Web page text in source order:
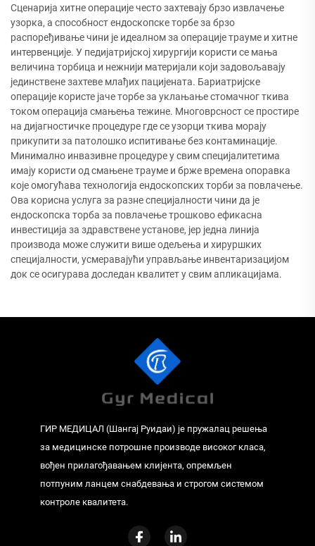
Сценарија хитне операције често захтевају брзо извлачење
узорка, а способност ендоскопске торбе за брзо
распоређивање чини је идеалном за операције трауме и хитне
интервенције. У педијатријској хирургији користи се мања
величина торбица и нежнији материјали који задовољавају
јединствене захтеве млађих пацијената. Бариатријске
операције користе јаче торбе за уклањање стомачног ткива
током операција смањења тежине. Многоврсност се простире
на дијагностичке процедуре где се узорци ткива морају
прикупити за патолошко испитивање без контаминације.
Минимално инвазивне процедуре у свим специјалитетима
имају користи од смањене трауме и брже времена опоравка
које омогућава технологија ендоскопских торби за повлачење.
Ова корисна услуга за разне специјалности чини да је
ендоскопска торба за повлачење трошково ефикасна
инвестиција за здравствене установе, јер једна линија
производа може служити више одељења и хируршких
специјалности, усмеравајући управљање инвентаризацијом
док се осигурава доследан квалитет у свим апликацијама.
ГИР МЕДИЦАЛ (Шангај Руидаи) је пружалац решења
за медицинске потрошне производе високог класа,
вођен прилагођавањем клијента, опремљен
потпуним ланцем снабдевања и строгом системом
контроле квалитета.